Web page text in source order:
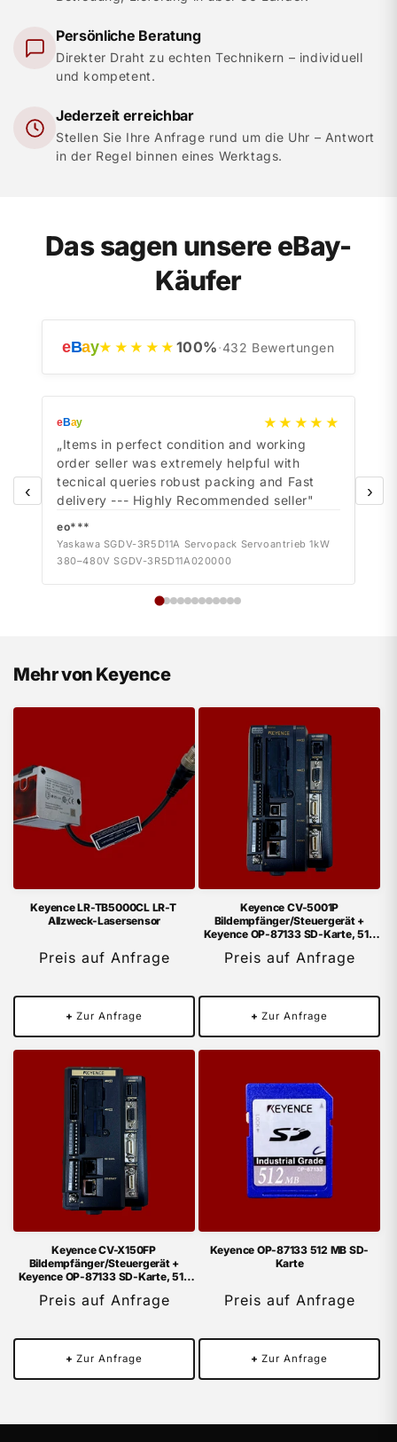
Persönliche Beratung
Direkter Draht zu echten Technikern – individuell
und kompetent.
Jederzeit erreichbar
Stellen Sie Ihre Anfrage rund um die Uhr – Antwort
in der Regel binnen eines Werktags.
Das sagen unsere eBay-
Käufer
eBay★★★★★ 100%·432 Bewertungen
‹
eBay ★★★★★
„Items in perfect condition and working
order seller was extremely helpful with
tecnical queries robust packing and Fast
delivery --- Highly Recommended seller"
eo***
Yaskawa SGDV-3R5D11A Servopack Servoantrieb 1kW
380–480V SGDV-3R5D11A020000
›
Mehr von Keyence
Keyence LR-TB5000CL LR-T
Allzweck-Lasersensor
Preis auf Anfrage
+ Zur Anfrage
Keyence CV-5001P
Bildempfänger/Steuergerät +
Keyence OP-87133 SD-Karte, 512
Preis auf Anfrage
+ Zur Anfrage
Keyence CV-X150FP
Bildempfänger/Steuergerät +
Keyence OP-87133 SD-Karte, 512
Preis auf Anfrage
+ Zur Anfrage
Keyence OP-87133 512 MB SD-
Karte
Preis auf Anfrage
+ Zur Anfrage